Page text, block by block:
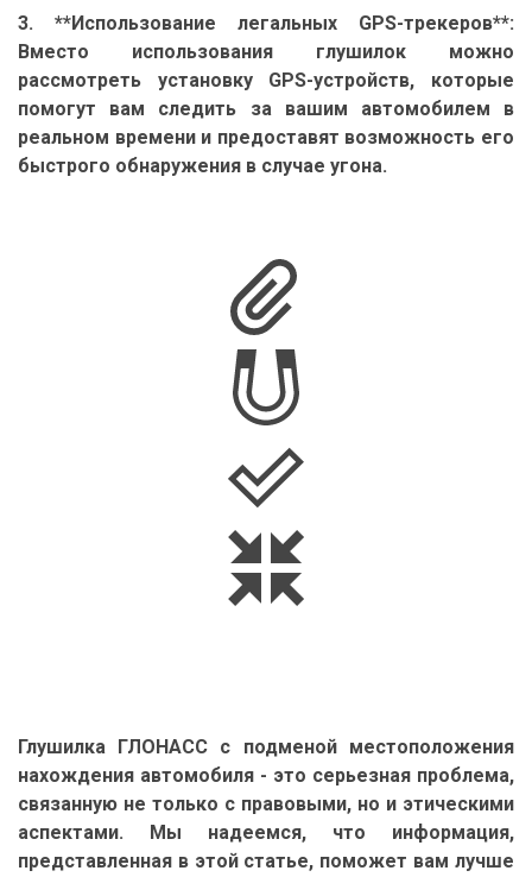
3. **Использование легальных GPS-трекеров**:
Вместо использования глушилок можно
рассмотреть установку GPS-устройств, которые
помогут вам следить за вашим автомобилем в
реальном времени и предоставят возможность его
быстрого обнаружения в случае угона.
Глушилка ГЛОНАСС с подменой местоположения
нахождения автомобиля - это серьезная проблема,
связанную не только с правовыми, но и этическими
аспектами. Мы надеемся, что информация,
представленная в этой статье, поможет вам лучше